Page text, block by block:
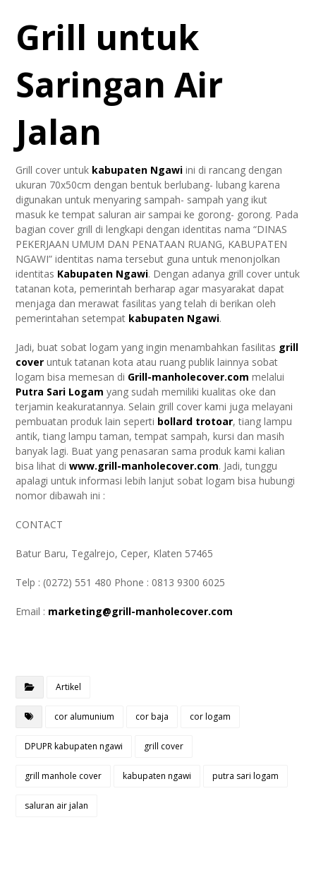
Grill untuk
Saringan Air
Jalan
Grill cover untuk kabupaten Ngawi ini di rancang dengan
ukuran 70x50cm dengan bentuk berlubang- lubang karena
digunakan untuk menyaring sampah- sampah yang ikut
masuk ke tempat saluran air sampai ke gorong- gorong. Pada
bagian cover grill di lengkapi dengan identitas nama “DINAS
PEKERJAAN UMUM DAN PENATAAN RUANG, KABUPATEN
NGAWI” identitas nama tersebut guna untuk menonjolkan
identitas Kabupaten Ngawi. Dengan adanya grill cover untuk
tatanan kota, pemerintah berharap agar masyarakat dapat
menjaga dan merawat fasilitas yang telah di berikan oleh
pemerintahan setempat kabupaten Ngawi.
Jadi, buat sobat logam yang ingin menambahkan fasilitas grill
cover untuk tatanan kota atau ruang publik lainnya sobat
logam bisa memesan di Grill-manholecover.com melalui
Putra Sari Logam yang sudah memiliki kualitas oke dan
terjamin keakuratannya. Selain grill cover kami juga melayani
pembuatan produk lain seperti bollard trotoar, tiang lampu
antik, tiang lampu taman, tempat sampah, kursi dan masih
banyak lagi. Buat yang penasaran sama produk kami kalian
bisa lihat diwww.grill-manholecover.com. Jadi, tunggu
apalagi untuk informasi lebih lanjut sobat logam bisa hubungi
nomor dibawah ini :
CONTACT
Batur Baru, Tegalrejo, Ceper, Klaten 57465
Telp : (0272) 551 480 Phone : 0813 9300 6025
Email : marketing@grill-manholecover.com
Artikel
cor alumunium cor baja cor logam
DPUPR kabupaten ngawi grill cover
grill manhole cover kabupaten ngawi putra sari logam
saluran air jalan